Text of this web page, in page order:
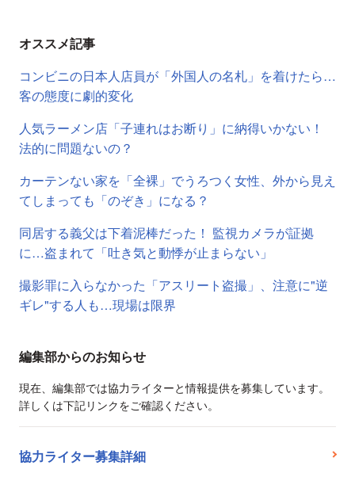
オススメ記事
コンビニの日本人店員が「外国人の名札」を着けたら…
客の態度に劇的変化
人気ラーメン店「子連れはお断り」に納得いかない！
法的に問題ないの？
カーテンない家を「全裸」でうろつく女性、外から見え
てしまっても「のぞき」になる？
同居する義父は下着泥棒だった！ 監視カメラが証拠
に…盗まれて「吐き気と動悸が止まらない」
撮影罪に入らなかった「アスリート盗撮」、注意に"逆
ギレ"する人も…現場は限界
編集部からのお知らせ
現在、編集部では協力ライターと情報提供を募集しています。
詳しくは下記リンクをご確認ください。
協力ライター募集詳細